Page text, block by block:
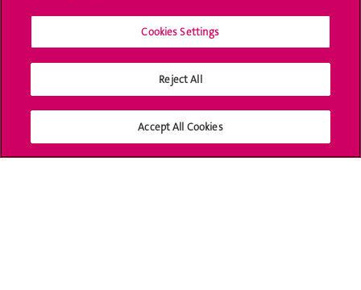
Offres d'emploi
Bibliothèque
Médias sociaux UNIGE
Cookies Settings
Reject All
Accept All Cookies